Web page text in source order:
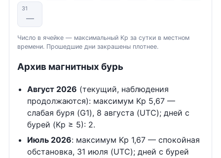
31
—
Число в ячейке — максимальный Kp за сутки в местном
времени. Прошедшие дни закрашены плотнее.
Архив магнитных бурь
Август 2026 (текущий, наблюдения
продолжаются): максимум Kp 5,67 —
слабая буря (G1), 8 августа (UTC); дней с
бурей (Kp ≥ 5): 2.
Июль 2026: максимум Kp 1,67 — спокойная
обстановка, 31 июля (UTC); дней с бурей